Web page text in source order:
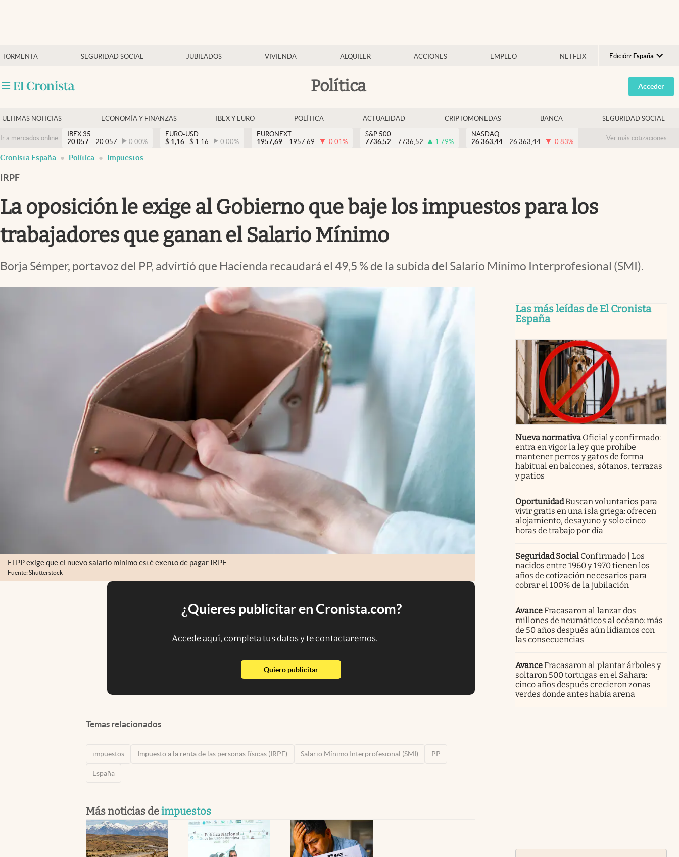
TORMENTA SEGURIDAD SOCIAL JUBILADOS VIVIENDA ALQUILER ACCIONES EMPLEO NETFLIX Edición: España
Argentina
España
USA
Colombia
Política
Economía y finanzas
Criptomonedas
Acceder
ULTIMAS NOTICIAS ECONOMÍA Y FINANZAS IBEX Y EURO POLÍTICA ACTUALIDAD CRIPTOMONEDAS BANCA SEGURIDAD SOCIAL
Ir a mercados online
IBEX 35
20.057
20.057 0.00%
EURO-USD
$ 1,16 $ 1,16 0.00%
EURONEXT
1957,69
1957,69 -0.01%
S&P 500
7736,52
7736,52 1.79%
NASDAQ
26.363,44
26.363,44 -0.83% Ver más cotizaciones
Cronista España Política Impuestos
IRPF
La oposición le exige al Gobierno que baje los impuestos para los
trabajadores que ganan el Salario Mínimo
Borja Sémper, portavoz del PP, advirtió que Hacienda recaudará el 49,5 % de la subida del Salario Mínimo Interprofesional (SMI).
El PP exige que el nuevo salario mínimo esté exento de pagar IRPF.
Fuente: Shutterstock
¿Quieres publicitar en Cronista.com?
Accede aquí, completa tus datos y te contactaremos.
Quiero publicitarabre en nueva pestaña
Temas relacionados
impuestos Impuesto a la renta de las personas físicas (IRPF) Salario Mínimo Interprofesional (SMI) PP
España
Más noticias deimpuestos
Las más leídas de El Cronista
España
Nueva normativa Oficial y confirmado:
entra en vigor la ley que prohíbe
mantener perros y gatos de forma
habitual en balcones, sótanos, terrazas
y patios
OportunidadBuscan voluntarios para
vivir gratis en una isla griega: ofrecen
alojamiento, desayuno y solo cinco
horas de trabajo por día
Seguridad Social Confirmado | Los
nacidos entre 1960 y 1970 tienen los
años de cotización necesarios para
cobrar el 100% de la jubilación
AvanceFracasaron al lanzar dos
millones de neumáticos al océano: más
de 50 años después aún lidiamos con
las consecuencias
AvanceFracasaron al plantar árboles y
soltaron 500 tortugas en el Sahara:
cinco años después crecieron zonas
verdes donde antes había arena